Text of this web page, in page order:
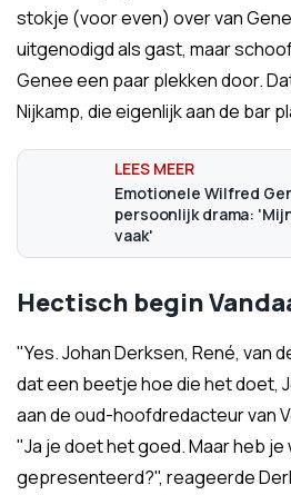
stokje (voor even) over van
uitgenodigd als gast, maar
Genee een paar plekken door.
Nijkamp, die eigenlijk aan de bar
Emotionele Wilfred
persoonlijk drama:
vaak'
Hectisch begin
"Yes. Johan Derksen, René, van
dat een beetje hoe die het doet,
aan de oud-hoofdredacteur van
"Ja je doet het goed. Maar heb je
gepresenteerd?", reageerde